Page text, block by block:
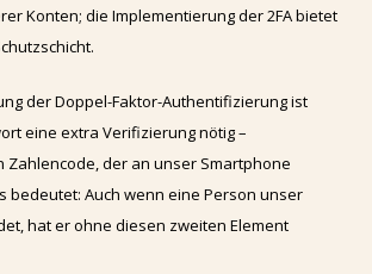
Konten; die Implementierung der 2FA bietet
der Doppel-Faktor-Authentifizierung ist
eine extra Verifizierung nötig –
Zahlencode, der an unser Smartphone
bedeutet: Auch wenn eine Person unser
hat er ohne diesen zweiten Element